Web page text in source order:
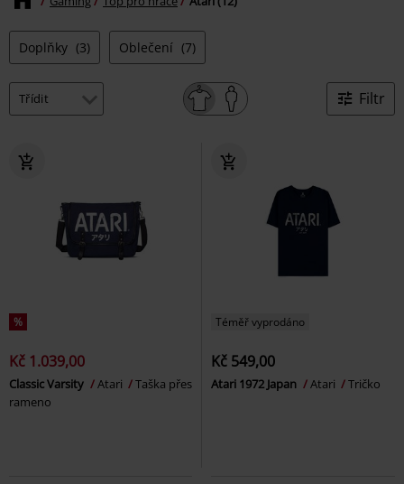
Doplňky (3) Oblečení (7)
Filtr
%
Kč 1.039,00
Classic Varsity Atari
Taška přes
rameno
Téměř vyprodáno
Kč 549,00
Atari 1972 Japan Atari Tričko